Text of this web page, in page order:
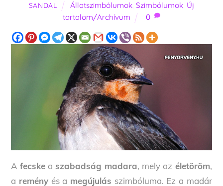
SANDAL Állatszimbólumok ,Szimbólumok Új
tartalom/Archívum
0
A fecskea szabadság madara, mely az életöröm,
a remény és a megújulás szimbóluma. Ez a madár